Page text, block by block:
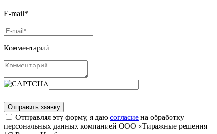
E-mail*
Комментарий
Отправляя эту форму, я даю согласие на обработку
персональных данных компанией ООО «Тиражные решения